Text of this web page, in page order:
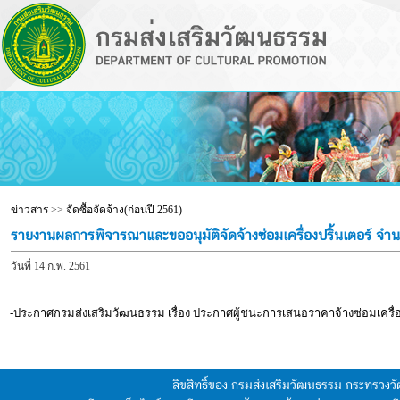
ข่าวสาร>> จัดซื้อจัดจ้าง(ก่อนปี 2561)
รายงานผลการพิจารณาและขออนุมัติจัดจ้างซ่อมเครื่องปริ้นเตอร์ จำ
วันที่ 14 ก.พ. 2561
-ประกาศกรมส่งเสริมวัฒนธรรม เรื่อง ประกาศผู้ชนะการเสนอราคาจ้างซ่อมเครื่
ลิขสิทธิ์ของ กรมส่งเสริมวัฒนธรรม กระทรว